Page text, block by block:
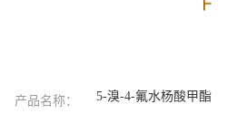
产品名称： 5-溴-4-氟水杨酸甲酯